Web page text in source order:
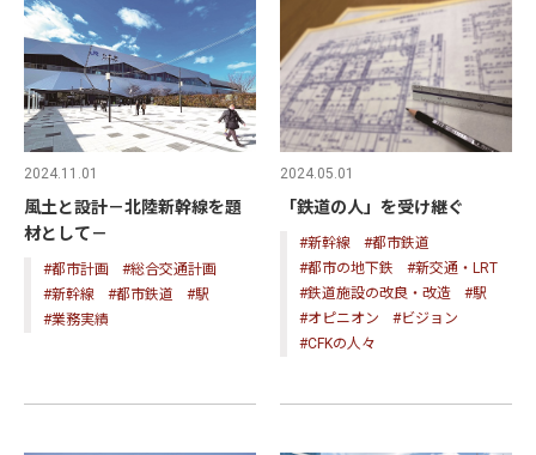
2024.11.01
風土と設計－北陸新幹線を題
材として－
#都市計画
#総合交通計画
#新幹線
#都市鉄道
#駅
#業務実績
2024.05.01
「鉄道の人」を受け継ぐ
#新幹線
#都市鉄道
#都市の地下鉄
#新交通・LRT
#鉄道施設の改良・改造
#駅
#オピニオン
#ビジョン
#CFKの人々